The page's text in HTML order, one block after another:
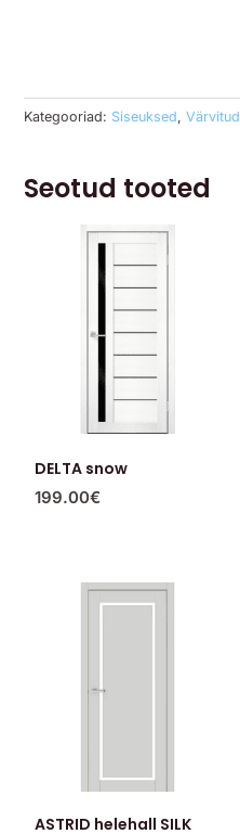
Kategooriad: Siseuksed, Värvitud
Seotud tooted
DELTA snow
199.00€
ASTRID helehall SILK